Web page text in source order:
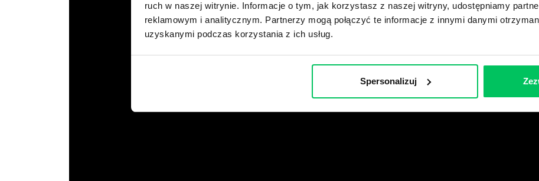
ruch w naszej witrynie. Informacje o tym, jak korzystasz z naszej witryny, udostępniamy
reklamowym i analitycznym. Partnerzy mogą połączyć te informacje z innymi danymi
uzyskanymi podczas korzystania z ich usług.
Spersonalizuj